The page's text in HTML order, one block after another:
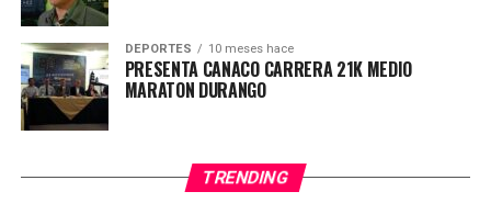
DEPORTES 10 meses hace
PRESENTA CANACO CARRERA 21K MEDIO
MARATON DURANGO
TRENDING